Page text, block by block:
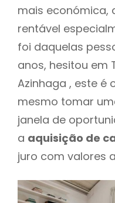
mais económica,
rentável
foi daquelas
anos, hesitou em
Azinhaga , este é
mesmo tomar
janela de
a aquisição de
juro com valores